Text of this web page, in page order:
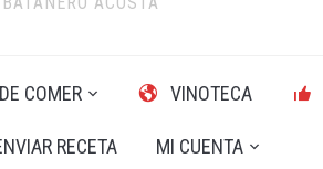
COMER VINOTECA
RECETA MI CUENTA